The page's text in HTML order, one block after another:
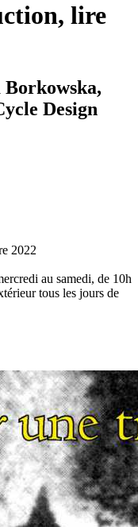
lire
Design
2022
au samedi, de 10h
tous les jours de